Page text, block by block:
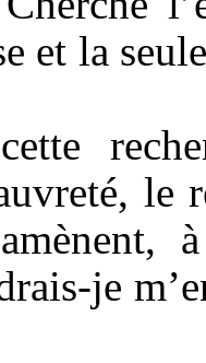
et la
le
je